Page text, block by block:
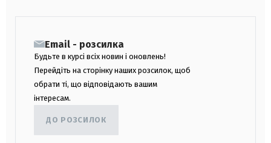
Email - розсилка
Будьте в курсі всіх новин і оновлень!
Перейдіть на сторінку наших розсилок, щоб
обрати ті, що відповідають вашим
інтересам.
ДО РОЗСИЛОК